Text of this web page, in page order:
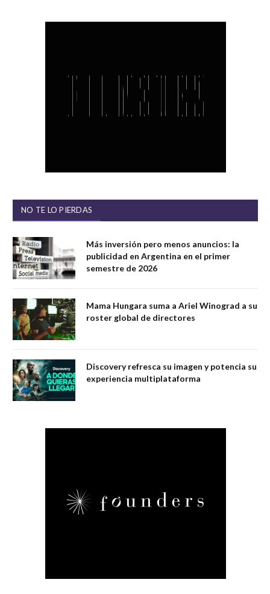
NO TE LO PIERDAS
Más inversión pero menos anuncios: la
publicidad en Argentina en el primer
semestre de 2026
Mama Hungara suma a Ariel Winograd a su
roster global de directores
Discovery refresca su imagen y potencia su
experiencia multiplataforma